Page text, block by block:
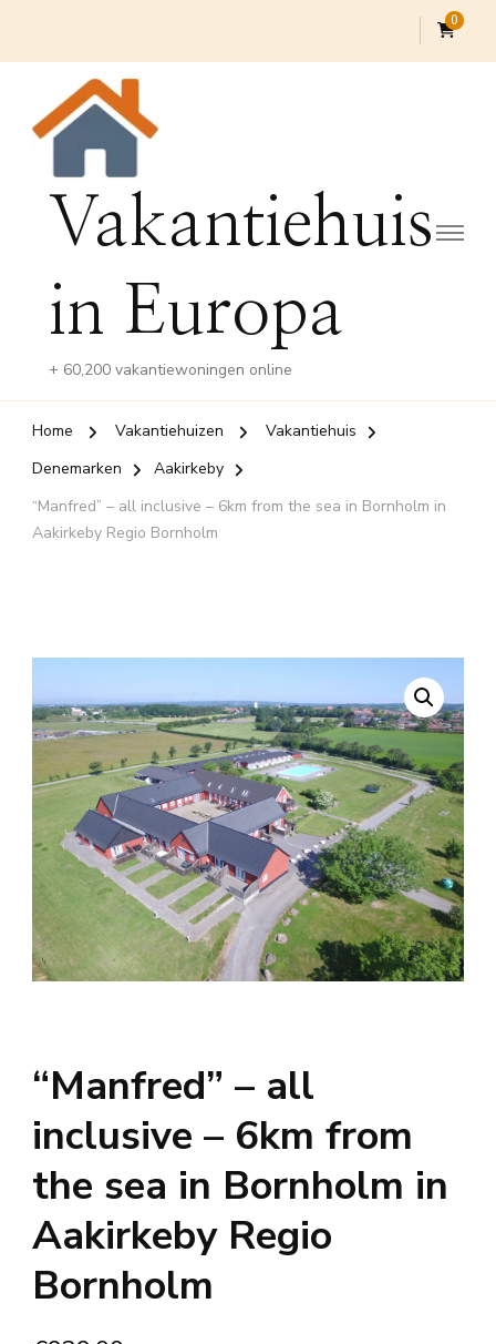
0
Vakantiehuis
in Europa
+ 60,200 vakantiewoningen online
Home Vakantiehuizen
Vakantiehuis
Denemarken
Aakirkeby
“Manfred” – all inclusive – 6km from the sea in Bornholm in
Aakirkeby Regio Bornholm
“Manfred” – all
inclusive – 6km from
the sea in Bornholm in
Aakirkeby Regio
Bornholm